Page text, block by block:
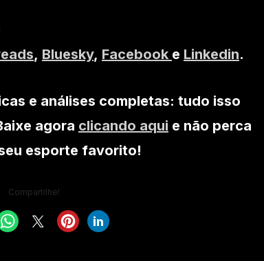
, Bluesky, Facebook e Linkedin.
e análises completas: tudo isso
agora clicando aqui e não perca
esporte favorito!
Compartilhe!